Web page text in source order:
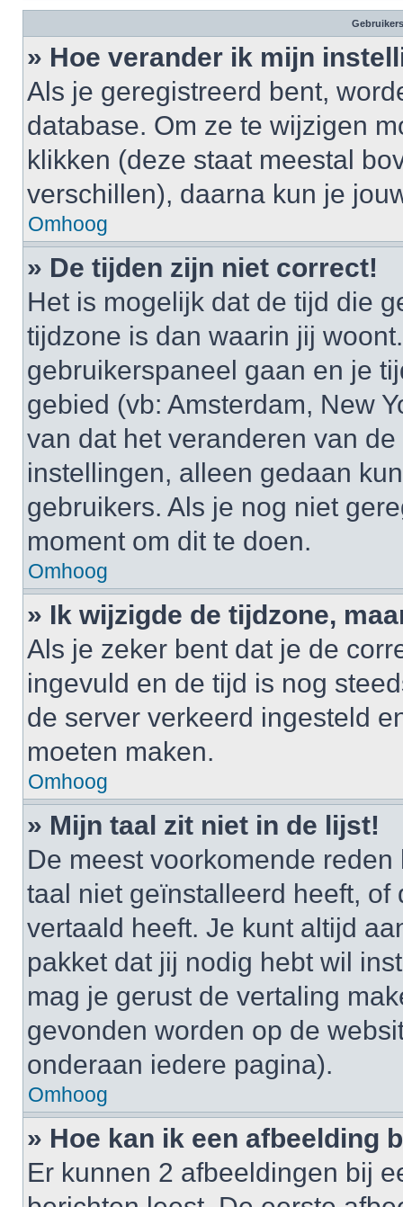
» Hoe verander ik mijn
Als je geregistreerd bent,
database. Om ze te wijzigen
klikken (deze staat meestal
verschillen), daarna kun je
Omhoog
» De tijden zijn niet correct!
Het is mogelijk dat de tijd die
tijdzone is dan waarin jij
gebruikerspaneel gaan en je
gebied (vb: Amsterdam, New
van dat het veranderen van
instellingen, alleen gedaan
gebruikers. Als je nog niet
moment om dit te doen.
Omhoog
» Ik wijzigde de tijdzone,
Als je zeker bent dat je de
ingevuld en de tijd is nog
de server verkeerd ingesteld
moeten maken.
Omhoog
» Mijn taal zit niet in de lijst!
De meest voorkomende
taal niet geïnstalleerd heeft,
vertaald heeft. Je kunt altijd
pakket dat jij nodig hebt wil
mag je gerust de vertaling
gevonden worden op de
onderaan iedere pagina).
Omhoog
» Hoe kan ik een afbeelding
Er kunnen 2 afbeeldingen bij